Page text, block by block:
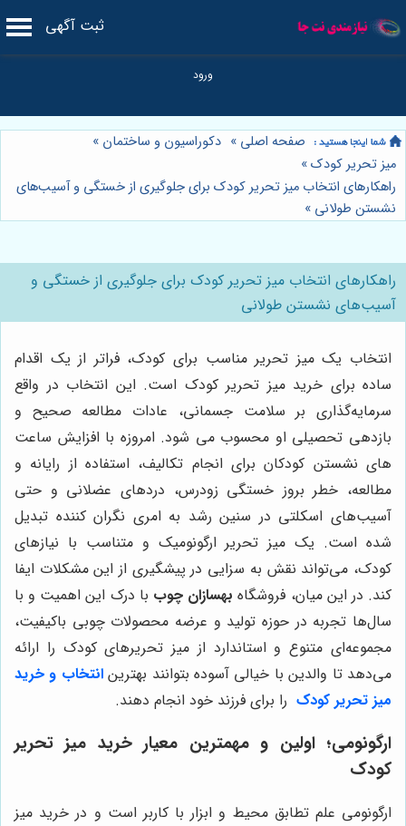
ثبت آگهی
صفحه اصلی » دکوراسیون و ساختمان »
میز تحریر کودک»
راهکارهای انتخاب میز تحریر کودک برای جلوگیری از خستگی و آسیب‌های
نشستن طولانی »
راهکارهای انتخاب میز تحریر کودک برای جلوگیری از خستگی و
آسیب‌های نشستن طولانی
انتخاب یک میز تحریر مناسب برای کودک، فراتر از یک اقدام
ساده برای خرید میز تحریر کودک است. این انتخاب در واقع
سرمایه‌گذاری بر سلامت جسمانی، عادات مطالعه صحیح و
بازدهی تحصیلی او محسوب می شود. امروزه با افزایش ساعت
های نشستن کودکان برای انجام تکالیف، استفاده از رایانه و
مطالعه، خطر بروز خستگی زودرس، دردهای عضلانی و حتی
آسیب‌های اسکلتی در سنین رشد به امری نگران کننده تبدیل
شده است. یک میز تحریر ارگونومیک و متناسب با نیازهای
کودک، می‌تواند نقش به سزایی در پیشگیری از این مشکلات ایفا
کند. در این میان، فروشگاه بهسازان چوب با درک این اهمیت و با
سال‌ها تجربه در حوزه تولید و عرضه محصولات چوبی باکیفیت،
مجموعه‌ای متنوع و استاندارد از میز تحریرهای کودک را ارائه
می‌دهد تا والدین با خیالی آسوده بتوانند بهترینانتخاب و خرید
میز تحریر کودک را برای فرزند خود انجام دهند.
ارگونومی؛ اولین و مهمترین معیار خرید میز تحریر
کودک
ارگونومی علم تطابق محیط و ابزار با کاربر است و در خرید میز